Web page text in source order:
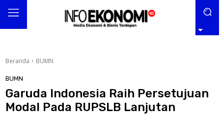
Beranda BUMN
BUMN
Garuda Indonesia Raih Persetujuan
Modal Pada RUPSLB Lanjutan